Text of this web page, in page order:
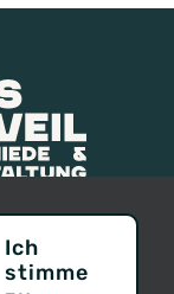
Ich
stimme